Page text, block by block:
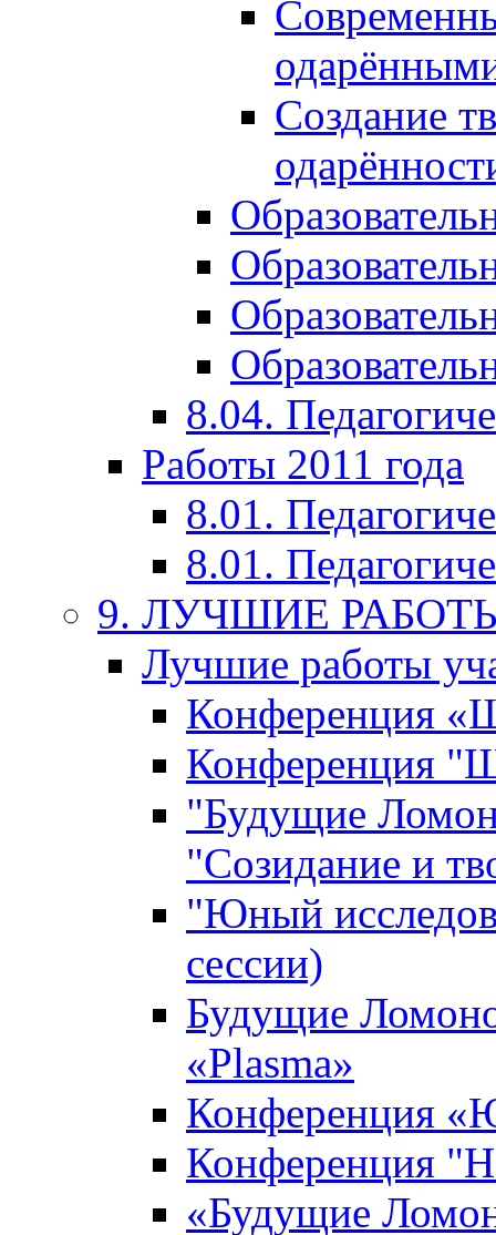
Создание
8.04.
Работы 2011 года
8.01.
8.01.
9. ЛУЧШИЕ
Лучшие работы
Конференция
Конференция
"Будущие
"Созидание и
"Юный
сессии)
Будущие
«Plasma»
Конференция
Конференция
«Будущие